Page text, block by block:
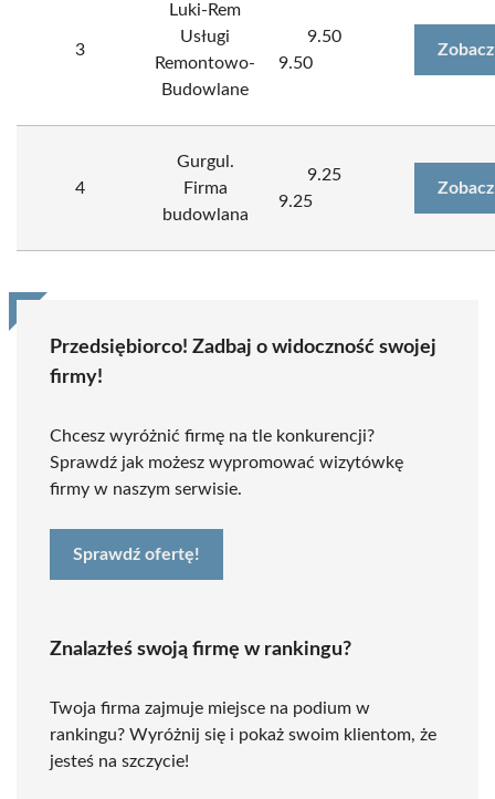
3
Luki-Rem
Usługi
Remontowo-
Budowlane
9.50
9.50
4
Gurgul.
Firma
budowlana
9.25
9.25
Przedsiębiorco! Zadbaj o widoczność swojej
firmy!
Chcesz wyróżnić firmę na tle konkurencji?
Sprawdź jak możesz wypromować wizytówkę
firmy w naszym serwisie.
Sprawdź ofertę!
Znalazłeś swoją firmę w rankingu?
Twoja firma zajmuje miejsce na podium w
rankingu? Wyróżnij się i pokaż swoim klientom, że
jesteś na szczycie!